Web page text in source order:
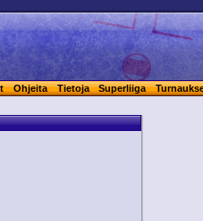
Ohjeita Tietoja Superliiga